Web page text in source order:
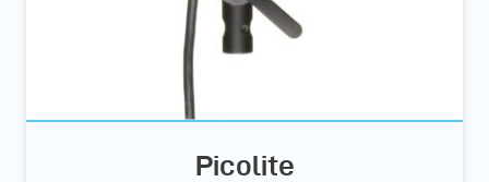
Picolite